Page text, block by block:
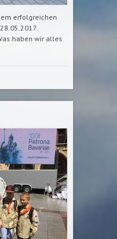
erfolgreichen
haben wir alles